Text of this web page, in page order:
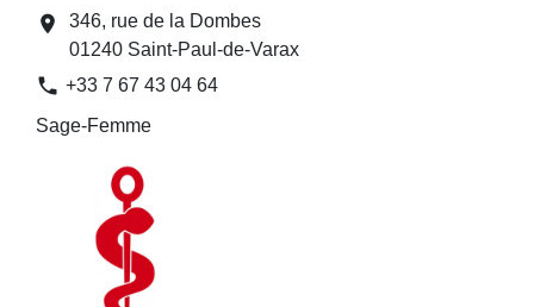
location_on
346, rue de la Dombes
01240 Saint-Paul-de-Varax
phone +33 7 67 43 04 64
Sage-Femme